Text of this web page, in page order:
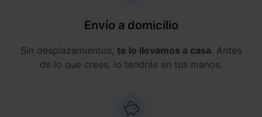
Envío a domicilio
Sin desplazamientos, te lo llevamos a casa. Antes
de lo que crees, lo tendrás en tus manos.